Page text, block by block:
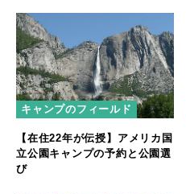
キャンプのフィールド
【在住22年が伝授】アメリカ国
立公園キャンプの予約と公園選
び